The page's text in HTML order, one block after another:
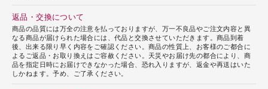
返品・交換について
商品の品質には万全の注意を払っておりますが、万一不良品やご注文内容と異
なる商品が届けられた場合には、代品と交換させていただきます。商品到着
後、出来る限り早く内容をご確認ください。商品の性質上、お客様のご都合に
よるご返品・お取り換えはご容赦ください。天災やお届け先の都合により、商
品を指定日時にお届けできなかった場合、恐れ入りますが、返金や再送はいた
しかねます。予め、ご了承ください。